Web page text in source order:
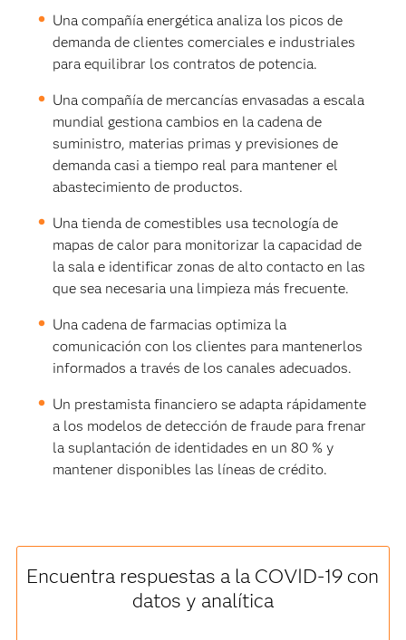
Una compañía energética analiza los picos de
demanda de clientes comerciales e industriales
para equilibrar los contratos de potencia.
Una compañía de mercancías envasadas a escala
mundial gestiona cambios en la cadena de
suministro, materias primas y previsiones de
demanda casi a tiempo real para mantener el
abastecimiento de productos.
Una tienda de comestibles usa tecnología de
mapas de calor para monitorizar la capacidad de
la sala e identificar zonas de alto contacto en las
que sea necesaria una limpieza más frecuente.
Una cadena de farmacias optimiza la
comunicación con los clientes para mantenerlos
informados a través de los canales adecuados.
Un prestamista financiero se adapta rápidamente
a los modelos de detección de fraude para frenar
la suplantación de identidades en un 80 % y
mantener disponibles las líneas de crédito.
Encuentra respuestas a la COVID-19 con
datos y analítica